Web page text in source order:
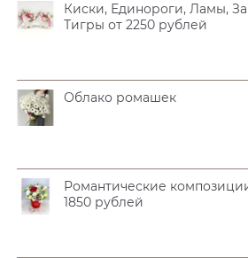
Киски, Единороги, Ламы,
Тигры от 2250 рублей
Облако ромашек
Романтические
1850 рублей